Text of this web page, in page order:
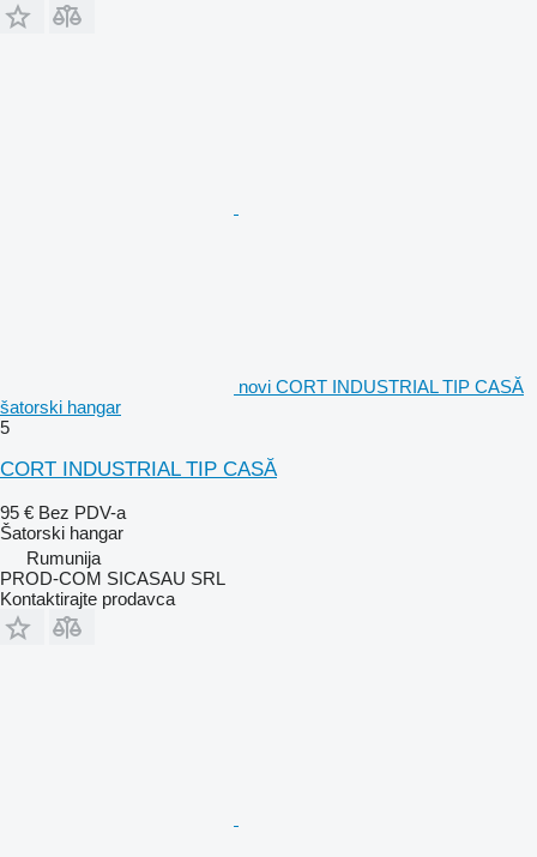
novi CORT INDUSTRIAL TIP CASĂ
šatorski hangar
5
CORT INDUSTRIAL TIP CASĂ
95 € Bez PDV-a
Šatorski hangar
Rumunija
PROD-COM SICASAU SRL
Kontaktirajte prodavca